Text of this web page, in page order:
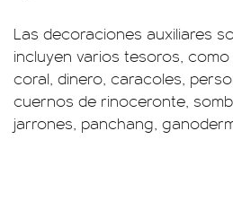
Las decoraciones auxiliares
incluyen varios tesoros,
coral, dinero, caracoles,
cuernos de rinoceronte,
jarrones, panchang,